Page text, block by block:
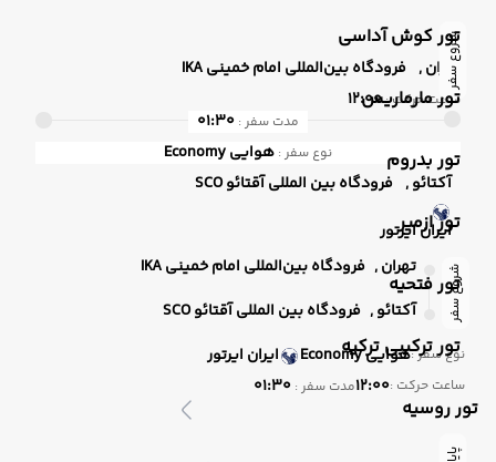
تور کوش آداسی
تور مارماریس
تور بدروم
تور ازمیر
تور فتحیه
تور ترکیبی ترکیه
تور روسیه
شروع سفر
تهران , فرودگاه بین‌المللی امام خمینی IKA
ساعت حرکت :12:00
مدت سفر : 01:30
نوع سفر : هوایی
آکتائو , فرودگاه بین المللی آقتائو SCO
ایران ایرتور
شروع سفر تهران , فرودگاه بین‌المللی امام خمینی IKA
آکتائو , فرودگاه بین المللی آقتائو SCO
نوع سفر :هواییEconomy ایران ایرتور
ساعت حرکت :12:00مدت سفر : 01:30